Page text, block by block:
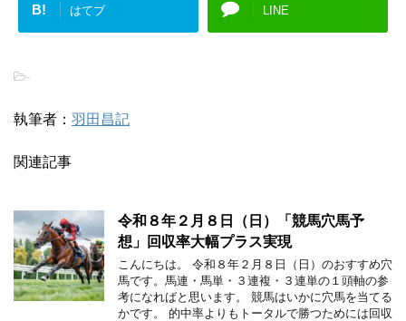
B! はてブ LINE
-
執筆者： 羽田昌記
関連記事
令和８年２月８日（日）「競馬穴馬予
想」回収率大幅プラス実現
こんにちは。 令和８年２月８日（日）のおすすめ穴
馬です。馬連・馬単・３連複・３連単の１頭軸の参
考になればと思います。 競馬はいかに穴馬を当てる
かです。 的中率よりもトータルで勝つためには回収